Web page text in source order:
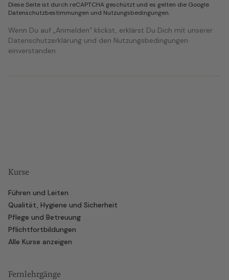
Diese Seite ist durch reCAPTCHA geschützt und es gelten die Google
Datenschutzbestimmungen und Nutzungsbedingungen.
Wenn Du auf „Anmelden“ klickst, erklärst Du Dich mit unserer
Datenschutzerklärung und den Nutzungsbedingungen
einverstanden.
Kurse
Führen und Leiten
Qualität, Hygiene und Sicherheit
Pflege und Betreuung
Pflichtfortbildungen
Alle Kurse anzeigen
Fernlehrgänge